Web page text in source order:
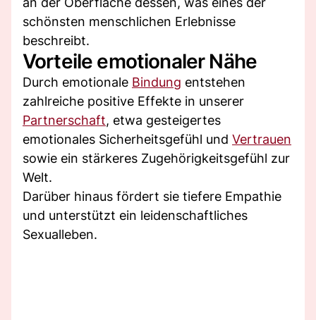
schönsten menschlichen Erlebnisse
beschreibt.
Vorteile emotionaler Nähe
Durch emotionale Bindung entstehen
zahlreiche positive Effekte in unserer
Partnerschaft, etwa gesteigertes
emotionales Sicherheitsgefühl und Vertrauen
sowie ein stärkeres Zugehörigkeitsgefühl zur
Welt.
Darüber hinaus fördert sie tiefere Empathie
und unterstützt ein leidenschaftliches
Sexualleben.